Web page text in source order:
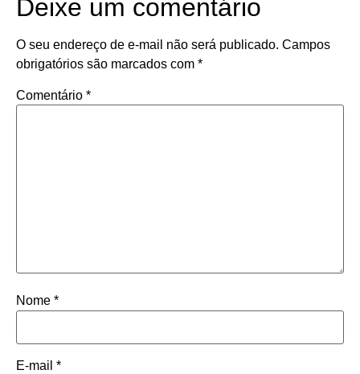
Deixe um comentário
O seu endereço de e-mail não será publicado. Campos
obrigatórios são marcados com *
Comentário *
Nome *
E-mail *